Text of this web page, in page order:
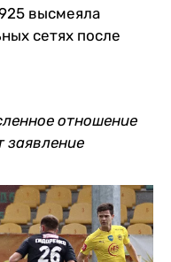
высмеяла
сетях после
отношение
заявление